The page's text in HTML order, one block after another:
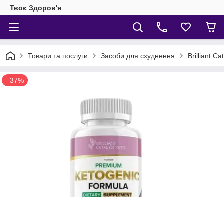
Твоє Здоров'я
Товари та послуги Засоби для схуднення Brilliant
–37%